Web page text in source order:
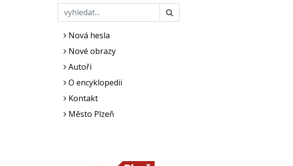
Nová hesla
Nové obrazy
Autoři
O encyklopedii
Kontakt
Město Plzeň